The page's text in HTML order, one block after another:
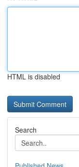
HTML is disabled
Search